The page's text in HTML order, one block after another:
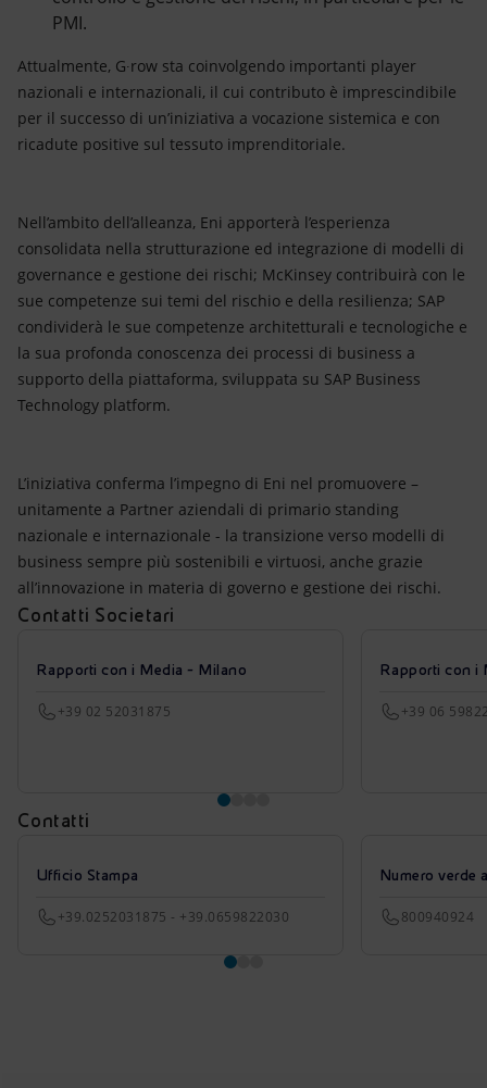
PMI.
Attualmente, G∙row sta coinvolgendo importanti player
nazionali e internazionali, il cui contributo è imprescindibile
per il successo di un’iniziativa a vocazione sistemica e con
ricadute positive sul tessuto imprenditoriale.
Nell’ambito dell’alleanza, Eni apporterà l’esperienza
consolidata nella strutturazione ed integrazione di modelli di
governance e gestione dei rischi; McKinsey contribuirà con le
sue competenze sui temi del rischio e della resilienza; SAP
condividerà le sue competenze architetturali e tecnologiche e
la sua profonda conoscenza dei processi di business a
supporto della piattaforma, sviluppata su SAP Business
Technology platform.
L’iniziativa conferma l’impegno di Eni nel promuovere –
unitamente a Partner aziendali di primario standing
nazionale e internazionale - la transizione verso modelli di
business sempre più sostenibili e virtuosi, anche grazie
all’innovazione in materia di governo e gestione dei rischi.
Contatti Societari
Rapporti con i Media - Milano
+39 02 52031875
Rapporti con i
+39 06
Contatti
Ufficio Stampa
+39.0252031875 - +39.0659822030
Numero verde
800940924